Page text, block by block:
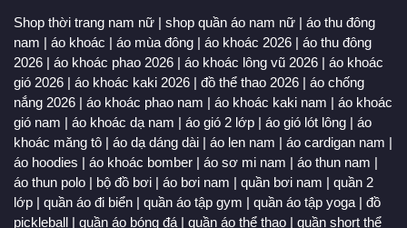
Shop thời trang nam nữ | shop quần áo nam nữ | áo thu đông
nam | áo khoác | áo mùa đông | áo khoác 2026 | áo thu đông
2026 | áo khoác phao 2026 | áo khoác lông vũ 2026 | áo khoác
gió 2026 | áo khoác kaki 2026 | đồ thể thao 2026 | áo chống
nắng 2026 | áo khoác phao nam | áo khoác kaki nam | áo khoác
gió nam | áo khoác dạ nam | áo gió 2 lớp | áo gió lót lông | áo
khoác măng tô | áo dạ dáng dài | áo len nam | áo cardigan nam |
áo hoodies | áo khoác bomber | áo sơ mi nam | áo thun nam |
áo thun polo | bộ đồ bơi | áo bơi nam | quần bơi nam | quần 2
lớp | quần áo đi biển | quần áo tập gym | quần áo tập yoga | đồ
pickleball | quần áo bóng đá | quần áo thể thao | quần short thể